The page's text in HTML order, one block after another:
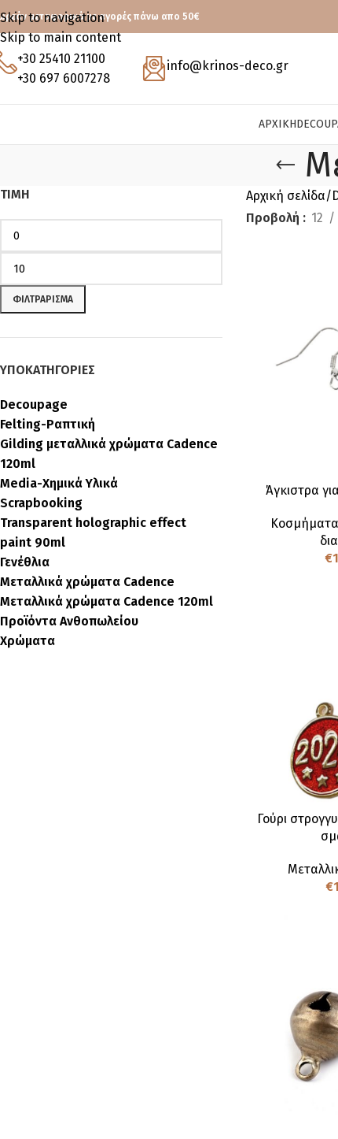
Skip to navigation
Skip to main content
μεταφορικά με αγορές πάνω απο 50€
+30 25410 21100
+30 697 6007278
info@krinos-deco.gr
ΑΡΧΙΚΉ
ΤΙΜΉ
ΦΙΛΤΡΆΡΙΣΜΑ
ΥΠΟΚΑΤΗΓΟΡΊΕΣ
Decoupage
Felting-Ραπτική
Gilding μεταλλικά χρώματα Cadence
120ml
Media-Χημικά Υλικά
Scrapbooking
Transparent holographic effect
paint 90ml
Γενέθλια
Μεταλλικά χρώματα Cadence
Μεταλλικά χρώματα Cadence 120ml
Προϊόντα Ανθοπωλείου
Χρώματα
Αρχική σελίδα
Προβολή
12
Άγκιστρα
€
Γούρι
€